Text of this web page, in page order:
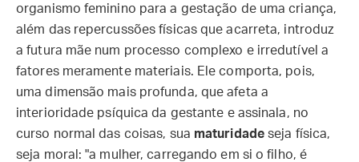
organismo feminino para a gestação de uma criança,
além das repercussões físicas que acarreta, introduz
a futura mãe num processo complexo e irredutível a
fatores meramente materiais. Ele comporta, pois,
uma dimensão mais profunda, que afeta a
interioridade psíquica da gestante e assinala, no
curso normal das coisas, sua maturidadeseja física,
seja moral: "a mulher, carregando em si o filho, é